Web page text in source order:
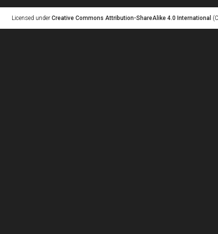
Licensed under Creative Commons Attribution-ShareAlike 4.0 International